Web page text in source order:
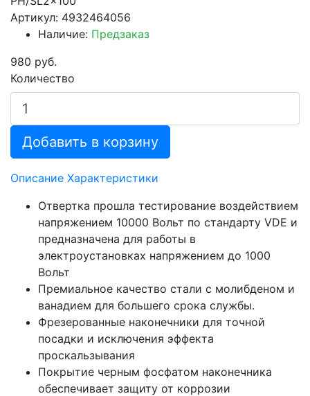
Артикул: 4932464056
Наличие: Предзаказ
980 руб.
Количество
Добавить в корзину
Описание Характеристики
Отвертка прошла тестирование воздействием
напряжением 10000 Вольт по стандарту VDE и
предназначена для работы в
электроустановках напряжением до 1000
Вольт
Премиальное качество стали с молибденом и
ванадием для большего срока службы.
Фрезерованные наконечники для точной
посадки и исключения эффекта
проскальзывания
Покрытие черным фосфатом наконечника
обеспечивает защиту от коррозии